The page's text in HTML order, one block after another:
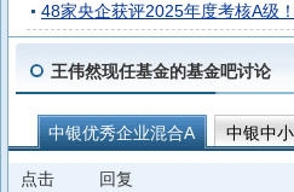
48家央企获评2025年度考核A级
王伟然现任基金的基金吧讨论
中银优秀企业混合A 中银中
点击 回复